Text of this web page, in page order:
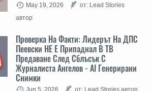
May 19, 2026
от: Lead Stories
автор
Проверка На Факти: Лидерът На ДПС
Пеевски НЕ Е Припаднал В ТВ
Предаване След Сблъсък С
Журналиста Ангелов - AI Генерирани
Снимки
Jun 5, 2026 от: Lead Stories автор